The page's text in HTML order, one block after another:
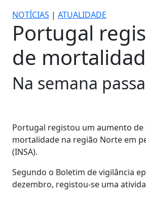
NOTÍCIAS | ATUALIDADE
Portugal
de
Na semana
Portugal registou um aumento de
mortalidade na região Norte em
(INSA).
Segundo o Boletim de vigilância
dezembro, registou-se uma